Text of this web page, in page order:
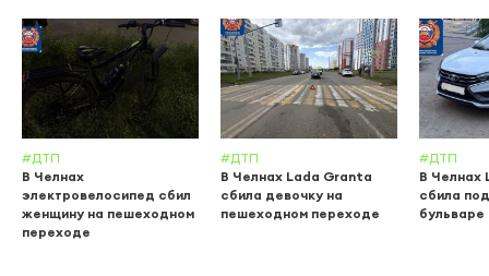
#ДТП
В Челнах
электровелосипед сбил
женщину на пешеходном
переходе
#ДТП
В Челнах Lada Granta
сбила девочку на
пешеходном переходе
#ДТП
В Челнах
сбила